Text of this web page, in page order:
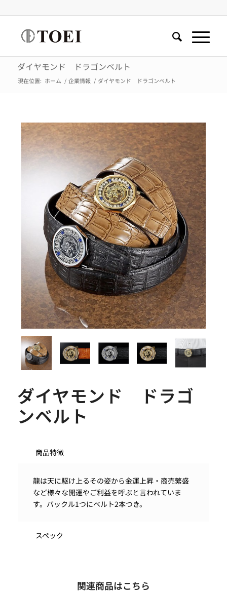
ダイヤモンド ドラゴンベルト
現在位置: ホーム / 企業情報 / ダイヤモンド ドラゴンベルト
ダイヤモンド ドラゴ
ンベルト
商品特徴
龍は天に駆け上るその姿から金運上昇・商売繁盛
など様々な開運やご利益を呼ぶと言われていま
す。バックル1つにベルト2本つき。
スペック
関連商品はこちら